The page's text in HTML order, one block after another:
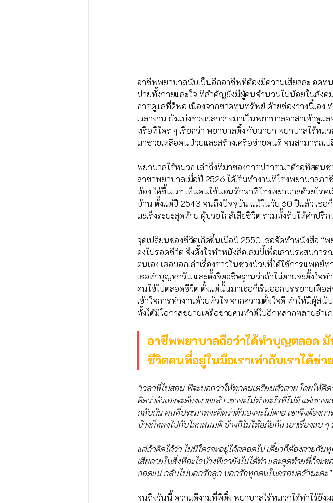
อาชีพพยาบาลนับเป็นอีกอาชีพที่ต้องมีความเสียสละ อดท
ป่วยทั้งกายและใจ ที่สำคัญยังมีผู้คนจำนวนไม่น้อยในสังค
การดูแลที่ดีพอ เนื่องจากขาดทุนทรัพย์ ด้วยช่องว่างนี้เอง
เวลางาน ยังแบ่งช่วงเวลาว่างมาเป็นพยาบาลอาสาเข้า
หรือที่ใคร ๆ เรียกว่า พยาบาลติ๋ง กับฉายา พยาบาลไร้หม
มาช่วยเหลือคนป่วยและสร้างเครือข่ายคนดี จนสามารถ
พยาบาลไร้หมวก เล่าถึงที่มาของการปวารณาตัวอุทิศตน
สาขาพยาบาลเมื่อปี 2526 ได้เริ่มทำงานที่โรงพยาบาลภ
ห้อง ได้ขึ้นเวร เห็นคนไข้นอนรักษาที่โรงพยาบาลด้วยโร
บ้าน ตั้งแต่ปี 2543 จนถึงปัจจุบัน แม้ในวัย 60 ปีแล้ว เธอ
มะเร็งระยะสุดท้าย ผู้ป่วยใกล้เสียชีวิต รวมทั้งรับให้คำปรึ
จุดเปลี่ยนของชีวิตเกิดขึ้นเมื่อปี 2550 เธอจัดทำหนังสือ “
คงไม่รอดชีวิต จึงตั้งใจทำหนังสือเล่มนี้เพื่อเล่าประสบกา
ตนเอง เธอบอกเล่าเรื่องราวในช่วงป่วยที่ได้ใช้การแพทย์
เธอทำบุญทุกวัน และตั้งจิตอธิษฐานว่าถ้าไม่ตายจะตั้งใจ
คนไข้ไปตลอดชีวิต ตั้งแต่นั้นมาเธอก็เริ่มออกบรรยายเพื่อ
เข้าใจการทำงานด้วยหัวใจ จากความตั้งใจดี ทำให้มีผู้ส
ทั้งได้มีโอกาสขยายเครือข่ายคนทำดีไปอีกหลากหลายอำ
อาชีพพยาบาลถือว่าได้ทำบุญตลอด
ชีวิตคนที่อยู่ในมือเราเท่ากับเราได้ช่
“เวลาพี่ไปสอน พี่จะบอกว่าให้ทุกคนเตรียมตัวตาย โดยให้คิ
คิดว่าตัวเองจะต้องตายแล้ว เขาจะไม่ทำอะไรที่ไม่ดี แต่เขา
กลับกัน คนที่ประมาทจะคิดว่าตัวเองจะไม่ตาย เขาจึงต้องก
บ้างก็หลงไปกับโลกสมมติ บ้างก็ไม่ให้อภัยกัน เอาเรื่องลบ
แต่ถ้าคิดได้ว่า ไม่มีใครจะอยู่ได้ตลอดไป เดี๋ยวก็ต้องตายกัน
เสียดายในสิ่งที่อะไรบ้างที่เรายังไม่ได้ทำ และสุดท้ายพี่ก็จ
กอดแม่ กลับไปบอกรักลูก บอกรักทุกคนในครอบครัวนะคะ”
จนถึงวันนี้ ความดีงามที่พี่ติ๋ง พยาบาลไร้หมวกได้ทำไว้ยัง